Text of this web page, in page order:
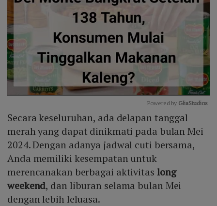
Mute
Powered by GliaStudios
Secara keseluruhan, ada delapan tanggal
merah yang dapat dinikmati pada bulan Mei
2024. Dengan adanya jadwal cuti bersama,
Anda memiliki kesempatan untuk
merencanakan berbagai aktivitas long
weekend, dan liburan selama bulan Mei
dengan lebih leluasa.